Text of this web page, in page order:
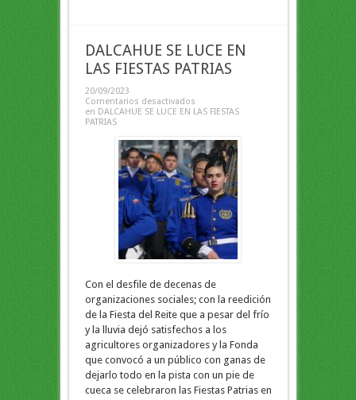
DALCAHUE SE LUCE EN
LAS FIESTAS PATRIAS
20/09/2023
Comentarios desactivados
en DALCAHUE SE LUCE EN LAS FIESTAS
PATRIAS
Con el desfile de decenas de
organizaciones sociales; con la reedición
de la Fiesta del Reite que a pesar del frío
y la lluvia dejó satisfechos a los
agricultores organizadores y la Fonda
que convocó a un público con ganas de
dejarlo todo en la pista con un pie de
cueca se celebraron las Fiestas Patrias en